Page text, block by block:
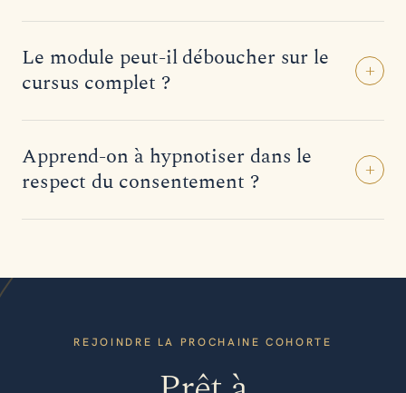
Le module peut-il déboucher sur le
cursus complet ?
+
Apprend-on à hypnotiser dans le
respect du consentement ?
+
REJOINDRE LA PROCHAINE COHORTE